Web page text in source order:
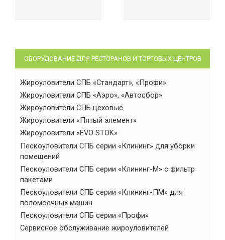
ОБОРУДОВАНИЕ ДЛЯ РЕСТОРАНОВ И ТОРГОВЫХ ЦЕНТРОВ
Жироуловители СПБ «Стандарт», «Профи»
Жироуловители СПБ «Аэро», «Автосбор»
Жироуловители СПБ цеховые
Жироуловители «Пятый элемент»
Жироуловители «EVO STOK»
Пескоуловители СПБ серии «Клининг» для уборки
помещений
Пескоуловители СПБ серии «Клининг-М» с фильтр
пакетами
Пескоуловители СПБ серии «Клининг-ПМ» для
поломоечных машин
Пескоуловители СПБ серии «Профи»
Сервисное обслуживание жироуловителей